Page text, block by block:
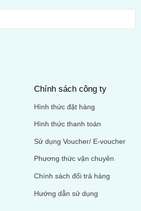
Chính sách công ty
Hình thức đặt hàng
Hình thức thanh toán
Sử dụng Voucher/ E-voucher
Phương thức vận chuyên
Chính sách đổi trả hàng
Hướng dẫn sử dụng